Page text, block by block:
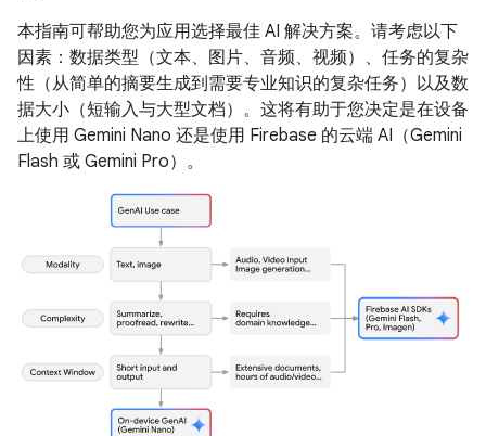
本指南可帮助您为应用选择最佳 AI 解决方案。请考虑以下
因素：数据类型（文本、图片、音频、视频）、任务的复杂
性（从简单的摘要生成到需要专业知识的复杂任务）以及数
据大小（短输入与大型文档）。这将有助于您决定是在设备
上使用 Gemini Nano 还是使用 Firebase 的云端 AI（Gemini
Flash 或 Gemini Pro）。